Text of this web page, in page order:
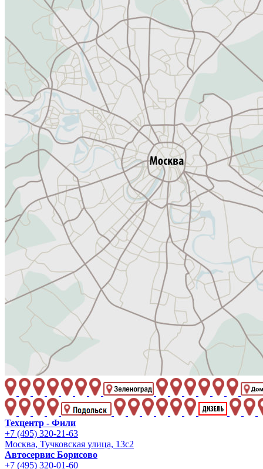
Техцентр - Фили
+7 (495) 320-21-63
Москва, Тучковская улица, 13с2
Автосервис Борисово
+7 (495) 320-01-60